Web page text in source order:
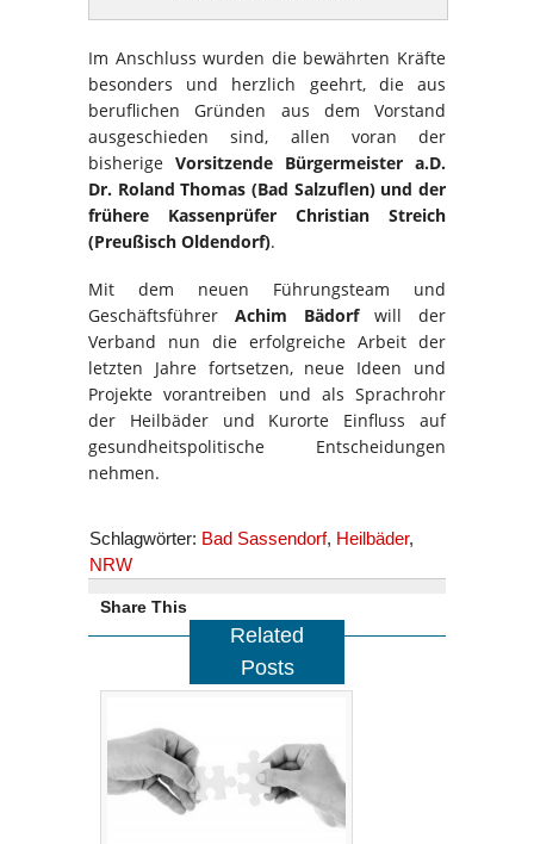
Im Anschluss wurden die bewährten Kräfte
besonders und herzlich geehrt, die aus
beruflichen Gründen aus dem Vorstand
ausgeschieden sind, allen voran der
bisherige Vorsitzende Bürgermeister a.D.
Dr. Roland Thomas (Bad Salzuflen) und der
frühere Kassenprüfer Christian Streich
(Preußisch Oldendorf).
Mit dem neuen Führungsteam und
Geschäftsführer Achim Bädorfwill der
Verband nun die erfolgreiche Arbeit der
letzten Jahre fortsetzen, neue Ideen und
Projekte vorantreiben und als Sprachrohr
der Heilbäder und Kurorte Einfluss auf
gesundheitspolitische Entscheidungen
nehmen.
Schlagwörter: Bad Sassendorf, Heilbäder,
NRW
Share This
Related
Posts